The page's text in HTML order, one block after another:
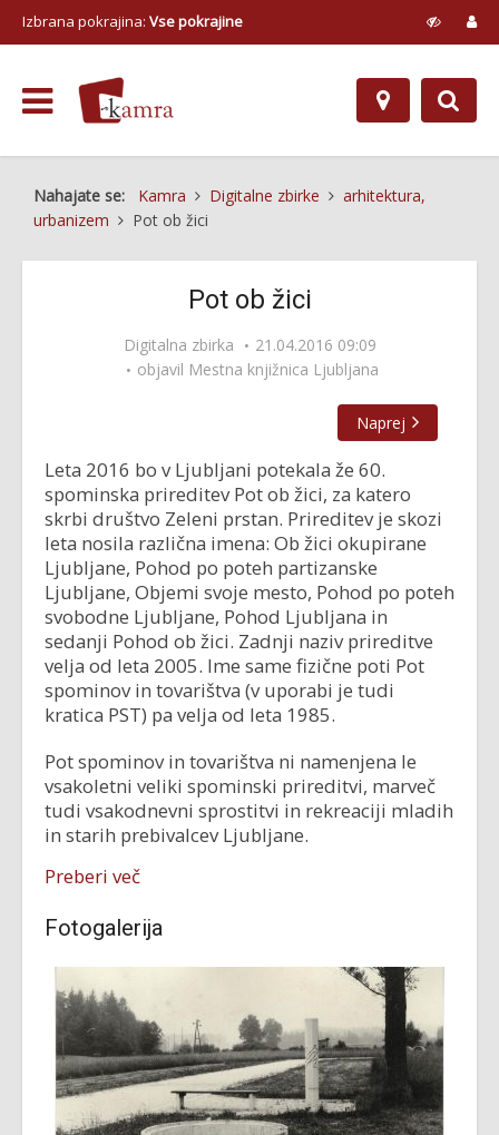
Izbrana pokrajina: Vse pokrajine
Nahajate se: Kamra Digitalne zbirke
arhitektura,
urbanizem
Pot ob žici
Pot ob žici
Digitalna zbirka
21.04.2016 09:09
objavil Mestna knjižnica Ljubljana
Naprej
Leta 2016 bo v Ljubljani potekala že 60.
spominska prireditev Pot ob žici, za katero
skrbi društvo Zeleni prstan. Prireditev je skozi
leta nosila različna imena: Ob žici okupirane
Ljubljane, Pohod po poteh partizanske
Ljubljane, Objemi svoje mesto, Pohod po poteh
svobodne Ljubljane, Pohod Ljubljana in
sedanji Pohod ob žici. Zadnji naziv prireditve
velja od leta 2005. Ime same fizične poti Pot
spominov in tovarištva (v uporabi je tudi
kratica PST) pa velja od leta 1985.
Pot spominov in tovarištva ni namenjena le
vsakoletni veliki spominski prireditvi, marveč
tudi vsakodnevni sprostitvi in rekreaciji mladih
in starih prebivalcev Ljubljane.
Preberi več
Fotogalerija